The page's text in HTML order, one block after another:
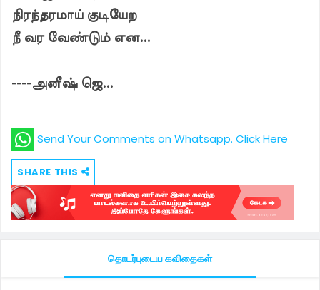
நிரந்தரமாய் குடியேற
நீ வர வேண்டும் என...
----அனீஷ் ஜெ...
Send Your Comments on Whatsapp. Click Here
SHARE THIS
தொடர்புடைய கவிதைகள்